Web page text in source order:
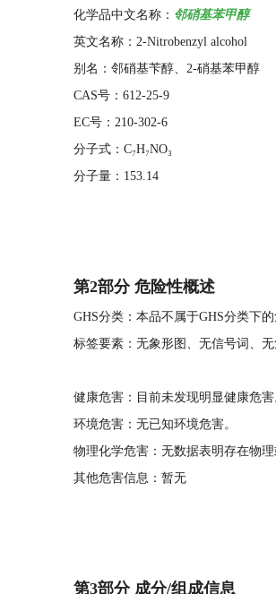
化学品中文名称： 邻硝基苯甲醇
英文名称：2-Nitrobenzyl alcohol
别名：邻硝基苄醇、2-硝基苯甲醇
CAS号：612-25-9
EC号：210-302-6
分子式：C₇H₇NO₃
分子量：153.14
第2部分 危险性概述
GHS分类：本品不属于GHS分类下的
标签要素：无象形图、无信号词、无
健康危害：目前未发现明显健康危害
环境危害：无已知环境危害。
物理化学危害：无数据表明存在物理
其他危害信息：暂无
第3部分 成分/组成信息